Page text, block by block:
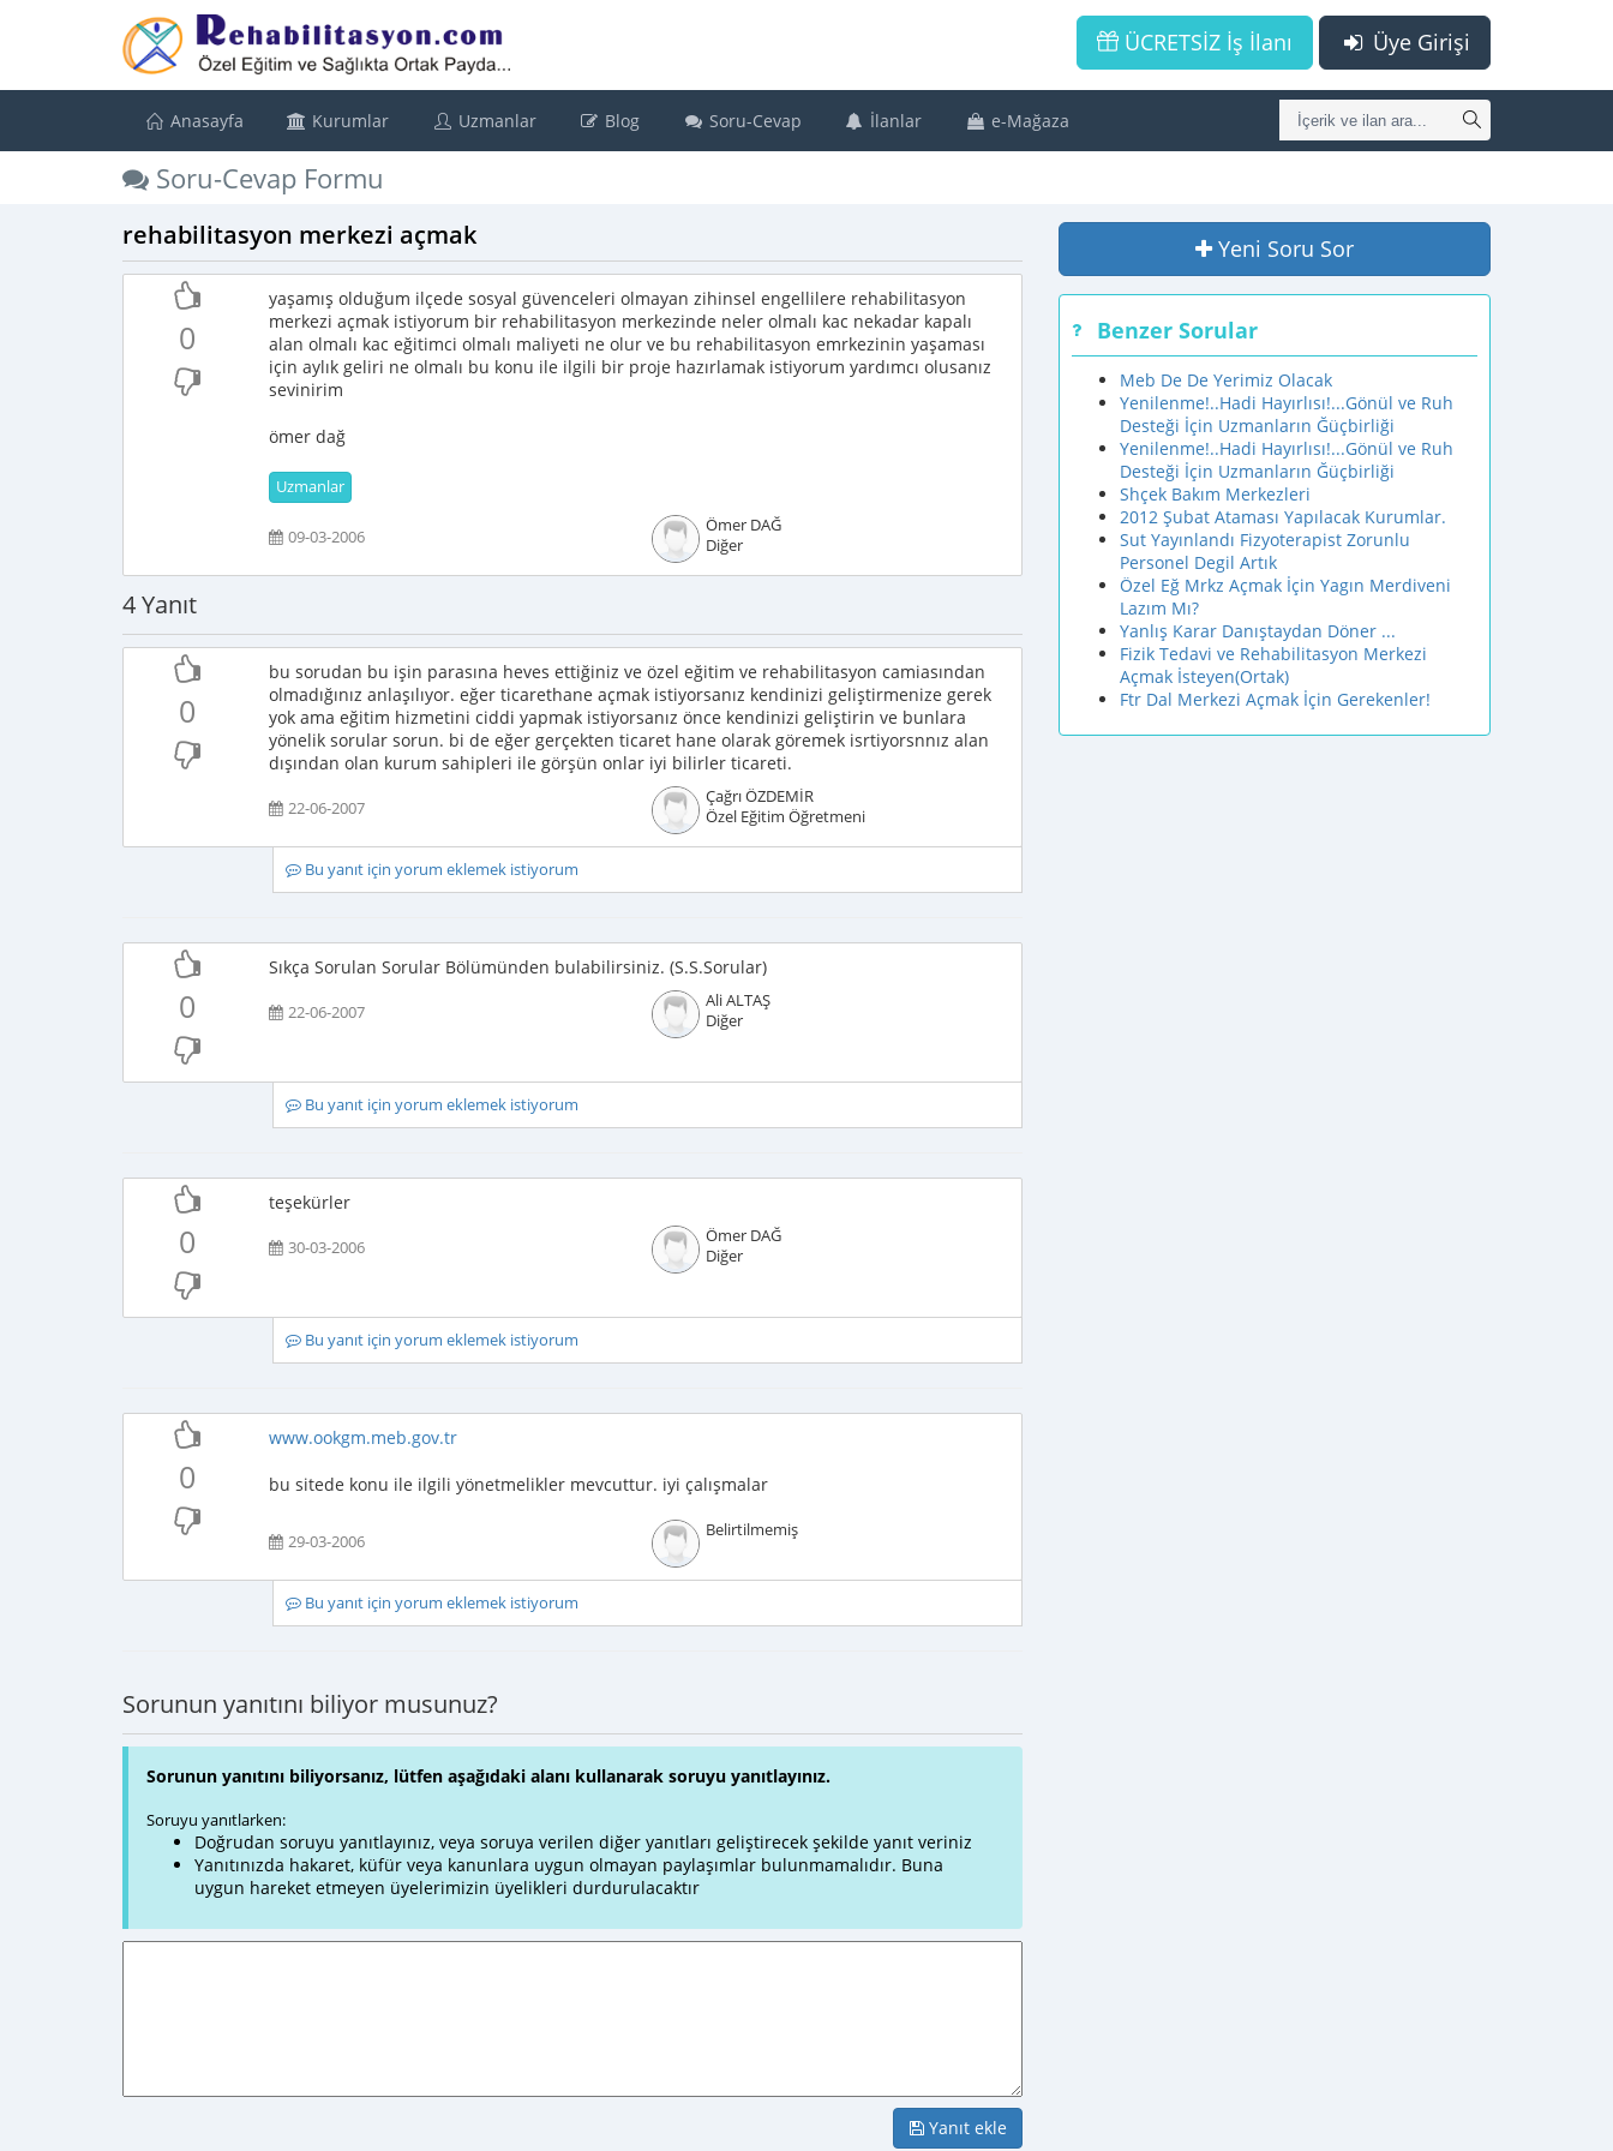
Üye Girişi
ÜCRETSİZ İş İlanı
Anasayfa Kurumlar Uzmanlar Blog Soru-Cevap İlanlar e-Mağaza
Soru-Cevap Formu
rehabilitasyon merkezi açmak
0
yaşamış olduğum ilçede sosyal güvenceleri olmayan zihinsel engellilere rehabilitasyon
merkezi açmak istiyorum bir rehabilitasyon merkezinde neler olmalı kac nekadar kapalı
alan olmalı kac eğitimci olmalı maliyeti ne olur ve bu rehabilitasyon emrkezinin yaşaması
için aylık geliri ne olmalı bu konu ile ilgili bir proje hazırlamak istiyorum yardımcı olusanız
sevinirim
ömer dağ
Uzmanlar
09-03-2006
Ömer DAĞ
Diğer
4 Yanıt
0
bu sorudan bu işin parasına heves ettiğiniz ve özel eğitim ve rehabilitasyon camiasından
olmadığınız anlaşılıyor. eğer ticarethane açmak istiyorsanız kendinizi geliştirmenize gerek
yok ama eğitim hizmetini ciddi yapmak istiyorsanız önce kendinizi geliştirin ve bunlara
yönelik sorular sorun. bi de eğer gerçekten ticaret hane olarak göremek isrtiyorsnnız alan
dışından olan kurum sahipleri ile görşün onlar iyi bilirler ticareti.
22-06-2007
Çağrı ÖZDEMİR
Özel Eğitim Öğretmeni
Bu yanıt için yorum eklemek istiyorum
0
Sıkça Sorulan Sorular Bölümünden bulabilirsiniz. (S.S.Sorular)
22-06-2007
Ali ALTAŞ
Diğer
Bu yanıt için yorum eklemek istiyorum
0
teşekürler
30-03-2006
Ömer DAĞ
Diğer
Bu yanıt için yorum eklemek istiyorum
0
www.ookgm.meb.gov.tr
bu sitede konu ile ilgili yönetmelikler mevcuttur. iyi çalışmalar
29-03-2006
Belirtilmemiş
Bu yanıt için yorum eklemek istiyorum
Sorunun yanıtını biliyor musunuz?
Sorunun yanıtını biliyorsanız, lütfen aşağıdaki alanı kullanarak soruyu yanıtlayınız.
Soruyu yanıtlarken:
Doğrudan soruyu yanıtlayınız, veya soruya verilen diğer yanıtları geliştirecek şekilde yanıt veriniz
Yanıtınızda hakaret, küfür veya kanunlara uygun olmayan paylaşımlar bulunmamalıdır. Buna
uygun hareket etmeyen üyelerimizin üyelikleri durdurulacaktır
Yanıt ekle
Yeni Soru Sor
Benzer Sorular
Meb De De Yerimiz Olacak
Yenilenme!..Hadi Hayırlısı!...Gönül ve Ruh
Desteği İçin Uzmanların Ğüçbirliği
Yenilenme!..Hadi Hayırlısı!...Gönül ve Ruh
Desteği İçin Uzmanların Ğüçbirliği
Shçek Bakım Merkezleri
2012 Şubat Ataması Yapılacak Kurumlar.
Sut Yayınlandı Fizyoterapist Zorunlu
Personel Degil Artık
Özel Eğ Mrkz Açmak İçin Yagın Merdiveni
Lazım Mı?
Yanlış Karar Danıştaydan Döner ...
Fizik Tedavi ve Rehabilitasyon Merkezi
Açmak İsteyen(Ortak)
Ftr Dal Merkezi Açmak İçin Gerekenler!